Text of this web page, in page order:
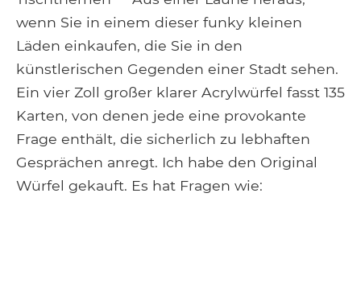
wenn Sie in einem dieser funky kleinen
Läden einkaufen, die Sie in den
künstlerischen Gegenden einer Stadt sehen.
Ein vier Zoll großer klarer Acrylwürfel fasst 135
Karten, von denen jede eine provokante
Frage enthält, die sicherlich zu lebhaften
Gesprächen anregt. Ich habe den Original
Würfel gekauft. Es hat Fragen wie: